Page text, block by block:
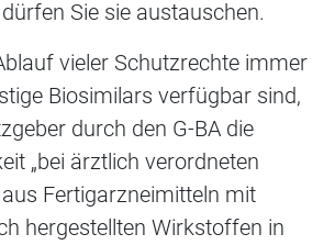
Sie sie austauschen.
vieler Schutzrechte immer
Biosimilars verfügbar sind,
durch den G-BA die
„bei ärztlich verordneten
Fertigarzneimitteln mit
hergestellten Wirkstoffen in